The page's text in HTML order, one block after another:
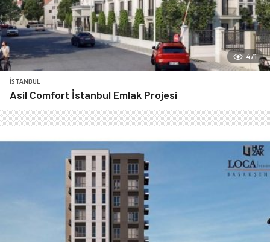
471
İSTANBUL
Asil Comfort İstanbul Emlak Projesi